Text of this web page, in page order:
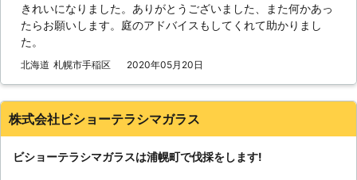
と不必要に枝が育ち、病気や害虫発生
の原因となってしまうでしょう。そう
せいで悪化してしまう危険性があるの
ません。その作業が伐採です。つまり
は庭木を切り倒す作業のことを言いま
のためには切った方が良い時があるの
きれいになりました。ありがとうございました、また何かあっ
たらお願いします。庭のアドバイスもしてくれて助かりまし
た。
北海道 札幌市手稲区 2020年05月20日
株式会社ビショーテラシマガラス
ビショーテラシマガラスは浦幌町で伐採をします!